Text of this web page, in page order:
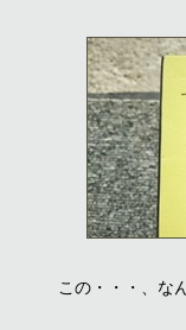
この・・・、な